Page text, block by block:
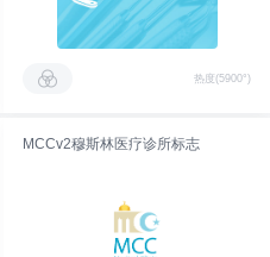
热度(5900°)
MCCv2穆斯林医疗诊所标志